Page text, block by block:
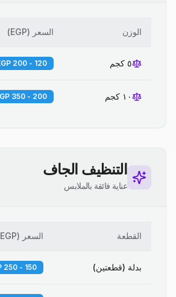
الوزن السعر (
EGP
)
٥ كجم 120 - 200 EGP
١٠ كجم 200 - 350 EGP
التنظيف الجاف
عناية فائقة بالملابس
القطعة السعر (
EGP
بدلة (قطعتين) 150 - 250 EGP